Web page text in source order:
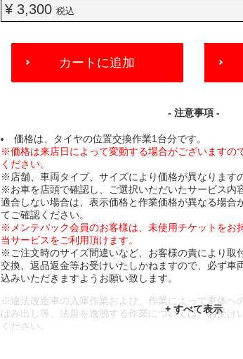
¥ 3,300税込
ADD
CART
カートに追加
- 注意事項 -
価格は、タイヤの位置交換作業1台分です。
※価格は来店日によって変動する場合がございますの
ください。
※店舗、車両タイプ、サイズにより価格が異なります
※お車を店頭で確認し、ご選択いただいたサービス内
適合しない場合は、表示価格と作業価格が異なる場合
てご確認ください。
※メンテパック会員のお客様は、未使用チケットをお
当サービスをご利用頂けます。
※ご注文時のサイズ間違いなど、お客様の責により取
交換、返品返金等お受けいたしかねますので、必ず車
込みいただきますようお願い致します。
※違法改造車の入庫作業および、作業によって車体へ
はみ出し等、法規を逸脱する作業については、お受け
ください。